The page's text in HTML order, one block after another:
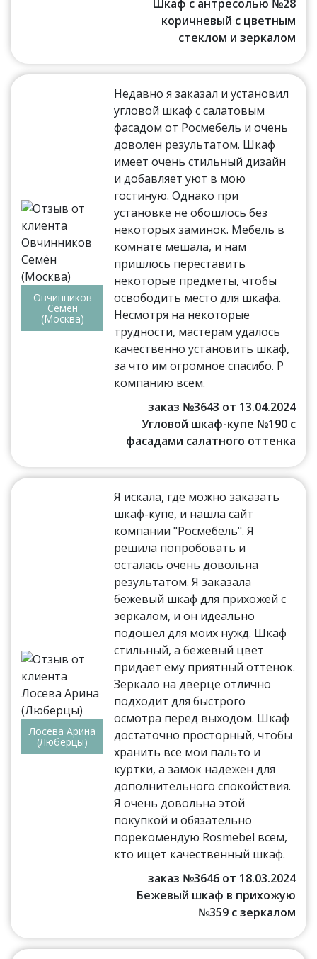
Шкаф с антресолью №28
коричневый с цветным
стеклом и зеркалом
Овчинников
Семён
(Москва)
Недавно я заказал и установил
угловой шкаф с салатовым
фасадом от Росмебель и очень
доволен результатом. Шкаф
имеет очень стильный дизайн
и добавляет уют в мою
гостиную. Однако при
установке не обошлось без
некоторых заминок. Мебель в
комнате мешала, и нам
пришлось переставить
некоторые предметы, чтобы
освободить место для шкафа.
Несмотря на некоторые
трудности, мастерам удалось
качественно установить шкаф,
за что им огромное спасибо. Р
компанию всем.
заказ №3643 от 13.04.2024
Угловой шкаф-купе №190 с
фасадами салатного оттенка
Лосева Арина
(Люберцы)
Я искала, где можно заказать
шкаф-купе, и нашла сайт
компании "Росмебель". Я
решила попробовать и
осталась очень довольна
результатом. Я заказала
бежевый шкаф для прихожей с
зеркалом, и он идеально
подошел для моих нужд. Шкаф
стильный, а бежевый цвет
придает ему приятный оттенок.
Зеркало на дверце отлично
подходит для быстрого
осмотра перед выходом. Шкаф
достаточно просторный, чтобы
хранить все мои пальто и
куртки, а замок надежен для
дополнительного спокойствия.
Я очень довольна этой
покупкой и обязательно
порекомендую Rosmebel всем,
кто ищет качественный шкаф.
заказ №3646 от 18.03.2024
Бежевый шкаф в прихожую
№359 с зеркалом